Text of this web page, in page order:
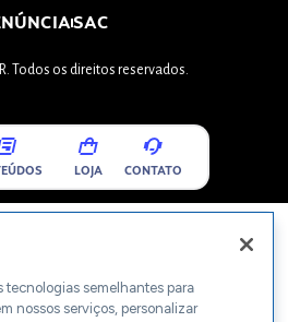
SAC
Todos os direitos reservados.
LOJA CONTATO
tecnologias semelhantes para
nossos serviços, personalizar